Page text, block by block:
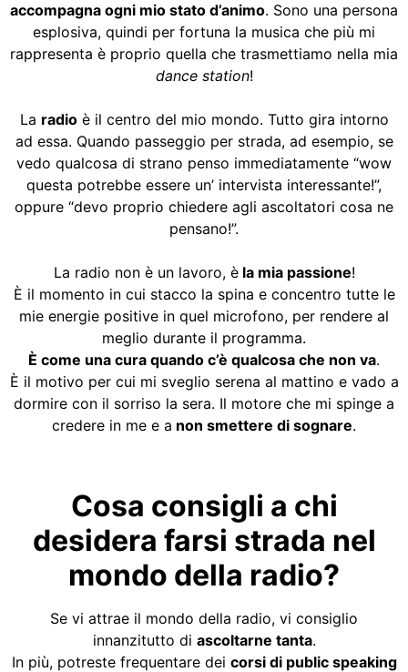
accompagna ogni mio stato d’animo. Sono una persona
esplosiva, quindi per fortuna la musica che più mi
rappresenta è proprio quella che trasmettiamo nella mia
dance station!
La radioè il centro del mio mondo. Tutto gira intorno
ad essa. Quando passeggio per strada, ad esempio, se
vedo qualcosa di strano penso immediatamente “wow
questa potrebbe essere un’ intervista interessante!”,
oppure “devo proprio chiedere agli ascoltatori cosa ne
pensano!”.
La radio non è un lavoro, èla mia passione!
È il momento in cui stacco la spina e concentro tutte le
mie energie positive in quel microfono, per rendere al
meglio durante il programma.
È come una cura quando c’è qualcosa che non va.
È il motivo per cui mi sveglio serena al mattino e vado a
dormire con il sorriso la sera. Il motore che mi spinge a
credere in me e a non smettere di sognare.
Cosa consigli a chi
desidera farsi strada nel
mondo della radio?
Se vi attrae il mondo della radio, vi consiglio
innanzitutto di ascoltarne tanta.
In più, potreste frequentare dei corsi di public speaking